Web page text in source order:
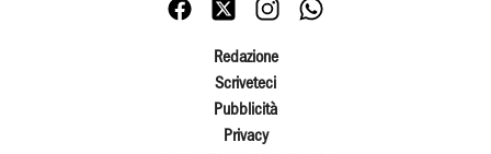
Redazione
Scriveteci
Pubblicità
Privacy